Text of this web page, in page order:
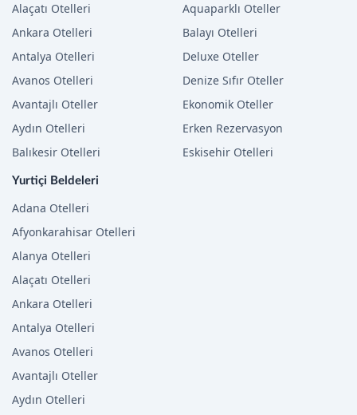
Alaçatı Otelleri
Ankara Otelleri
Antalya Otelleri
Avanos Otelleri
Avantajlı Oteller
Aydın Otelleri
Balıkesir Otelleri
Aquaparklı Oteller
Balayı Otelleri
Deluxe Oteller
Denize Sıfır Oteller
Ekonomik Oteller
Erken Rezervasyon
Eskisehir Otelleri
Yurtiçi Beldeleri
Adana Otelleri
Afyonkarahisar Otelleri
Alanya Otelleri
Alaçatı Otelleri
Ankara Otelleri
Antalya Otelleri
Avanos Otelleri
Avantajlı Oteller
Aydın Otelleri